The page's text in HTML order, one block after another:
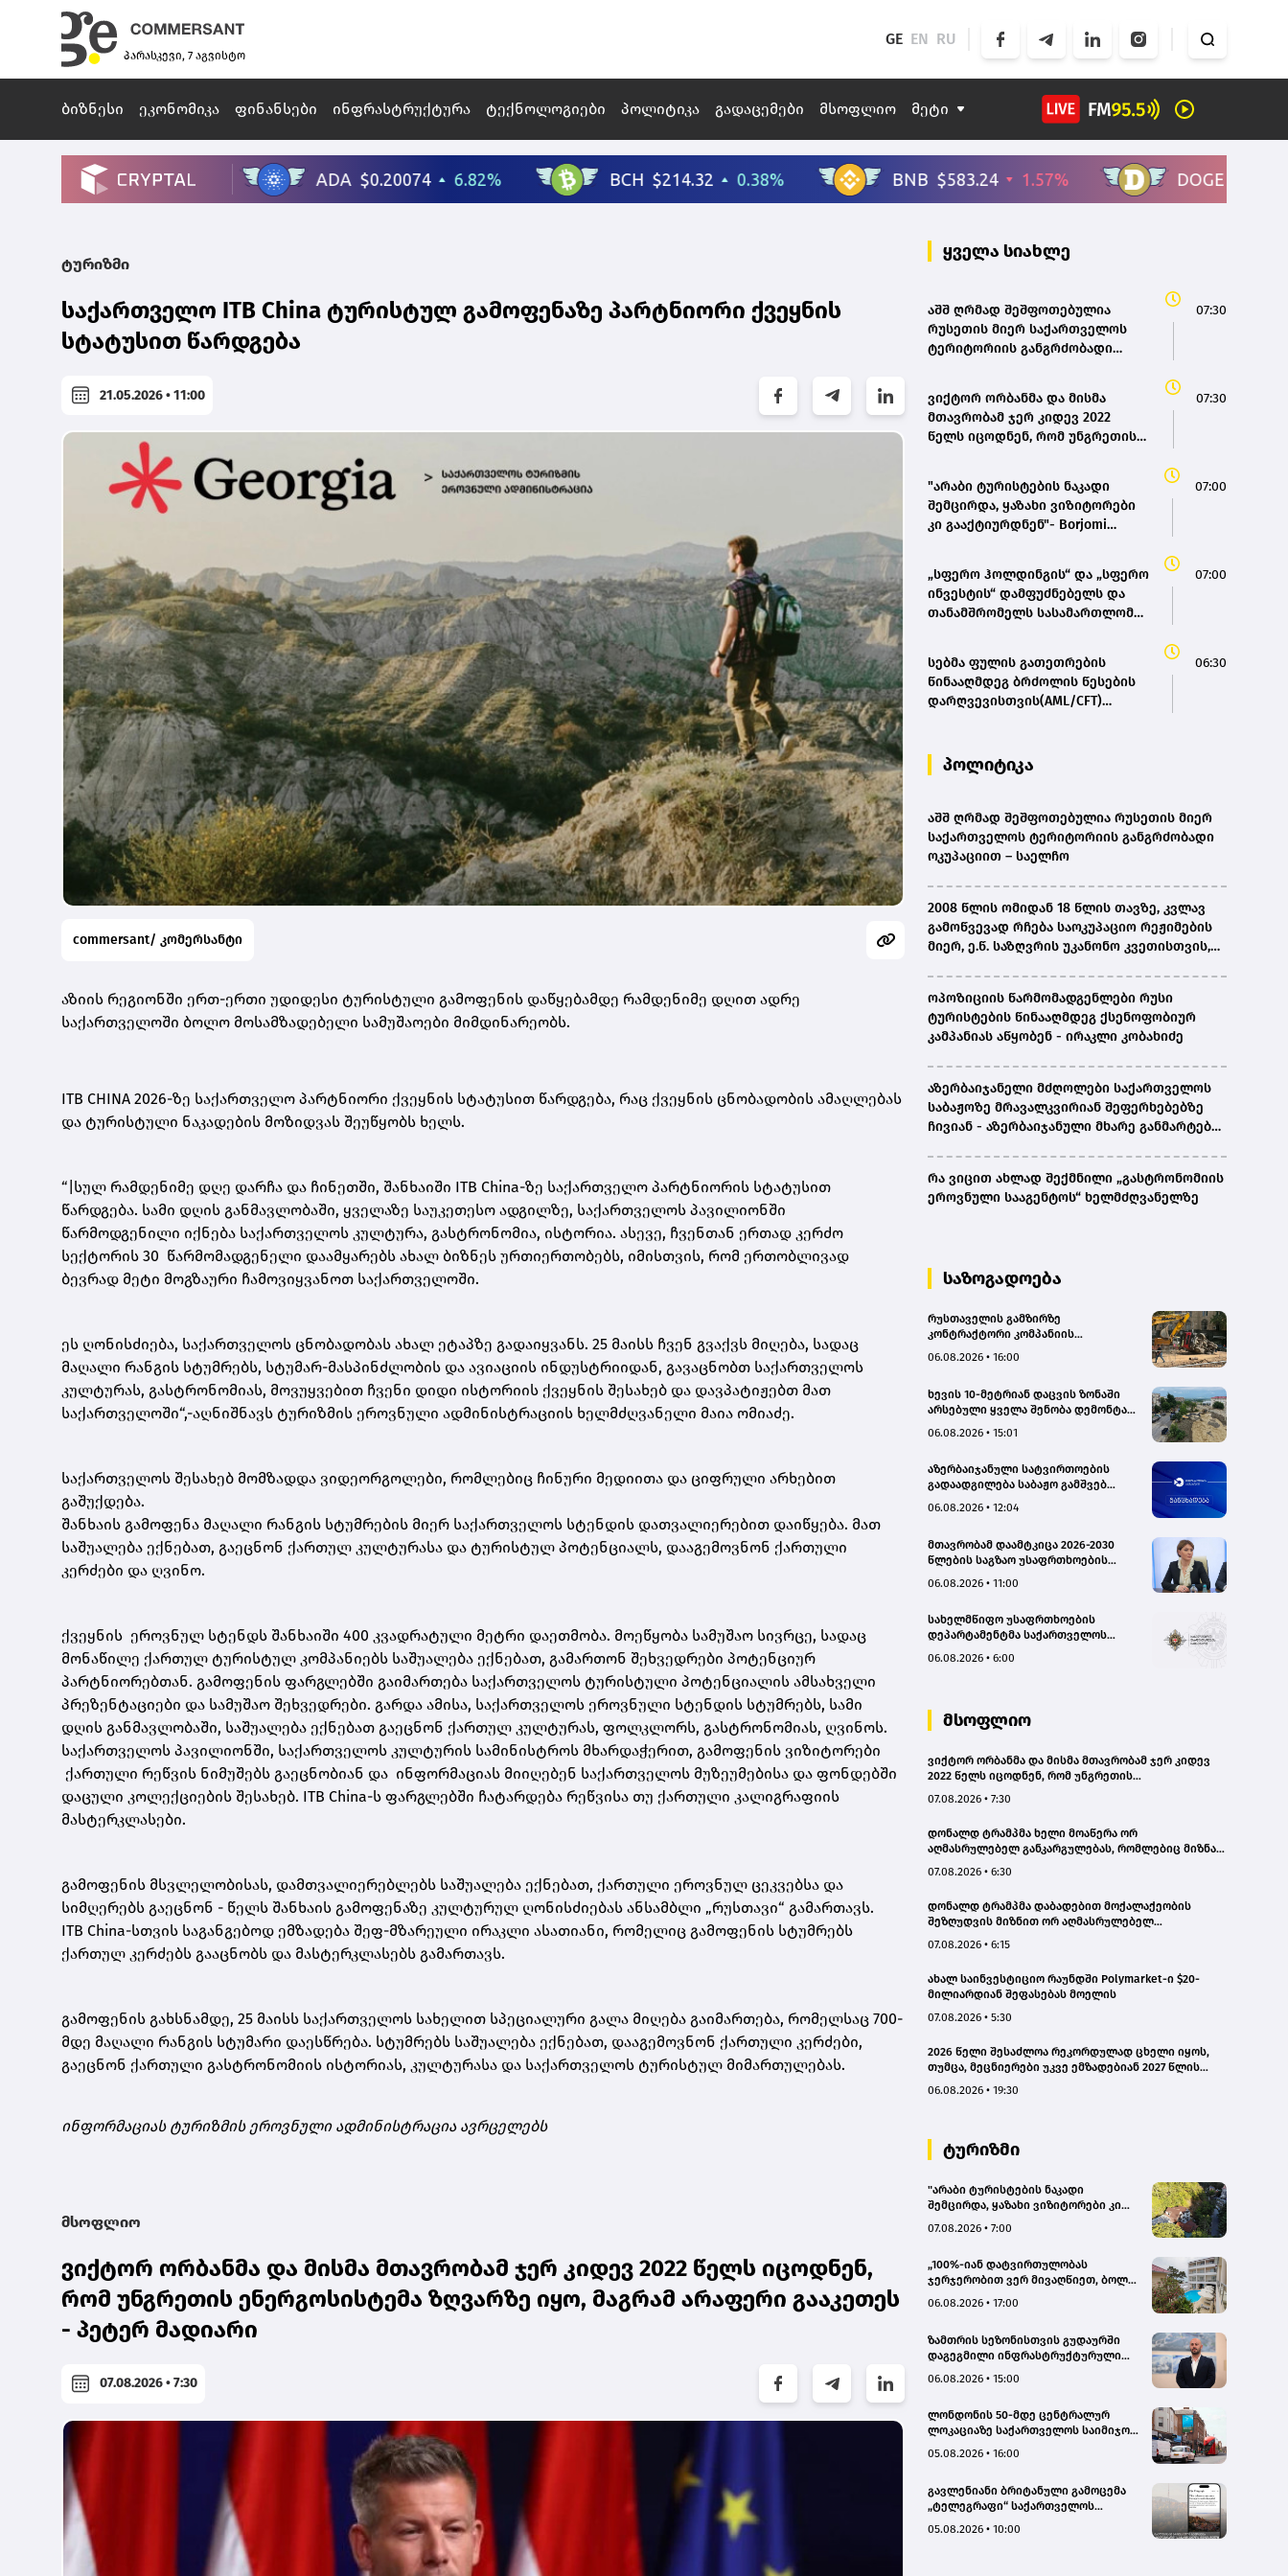
პარასკევი, 7 აგვისტო
GE EN RU
ბიზნესი ეკონომიკა ფინანსები ინფრასტრუქტურა ტექნოლოგიები პოლიტიკა გადაცემები მსოფლიო მეტი
ტურიზმი
საქართველო ITB China ტურისტულ გამოფენაზე პარტნიორი ქვეყნის
სტატუსით წარდგება
21.05.2026 • 11:00
commersant/ კომერსანტი
აზიის რეგიონში ერთ-ერთი უდიდესი ტურისტული გამოფენის დაწყებამდე რამდენიმე დღით ადრე
საქართველოში ბოლო მოსამზადებელი სამუშაოები მიმდინარეობს.
ITB CHINA 2026-ზე საქართველო პარტნიორი ქვეყნის სტატუსით წარდგება, რაც ქვეყნის ცნობადობის ამაღლებას
და ტურისტული ნაკადების მოზიდვას შეუწყობს ხელს.
“|სულ რამდენიმე დღე დარჩა და ჩინეთში, შანხაიში ITB China-ზე საქართველო პარტნიორის სტატუსით
წარდგება. სამი დღის განმავლობაში, ყველაზე საუკეთესო ადგილზე, საქართველოს პავილიონში
წარმოდგენილი იქნება საქართველოს კულტურა, გასტრონომია, ისტორია. ასევე, ჩვენთან ერთად კერძო
სექტორის 30 წარმომადგენელი დაამყარებს ახალ ბიზნეს ურთიერთობებს, იმისთვის, რომ ერთობლივად
ბევრად მეტი მოგზაური ჩამოვიყვანოთ საქართველოში.
ეს ღონისძიება, საქართველოს ცნობადობას ახალ ეტაპზე გადაიყვანს. 25 მაისს ჩვენ გვაქვს მიღება, სადაც
მაღალი რანგის სტუმრებს, სტუმარ-მასპინძლობის და ავიაციის ინდუსტრიიდან, გავაცნობთ საქართველოს
კულტურას, გასტრონომიას, მოვუყვებით ჩვენი დიდი ისტორიის ქვეყნის შესახებ და დავპატიჟებთ მათ
საქართველოში“,-აღნიშნავს ტურიზმის ეროვნული ადმინისტრაციის ხელმძღვანელი მაია ომიაძე.
საქართველოს შესახებ მომზადდა ვიდეორგოლები, რომლებიც ჩინური მედიითა და ციფრული არხებით
გაშუქდება.
შანხაის გამოფენა მაღალი რანგის სტუმრების მიერ საქართველოს სტენდის დათვალიერებით დაიწყება. მათ
საშუალება ექნებათ, გაეცნონ ქართულ კულტურასა და ტურისტულ პოტენციალს, დააგემოვნონ ქართული
კერძები და ღვინო.
ქვეყნის ეროვნულ სტენდს შანხაიში 400 კვადრატული მეტრი დაეთმობა. მოეწყობა სამუშაო სივრცე, სადაც
მონაწილე ქართულ ტურისტულ კომპანიებს საშუალება ექნებათ, გამართონ შეხვედრები პოტენციურ
პარტნიორებთან. გამოფენის ფარგლებში გაიმართება საქართველოს ტურისტული პოტენციალის ამსახველი
პრეზენტაციები და სამუშაო შეხვედრები. გარდა ამისა, საქართველოს ეროვნული სტენდის სტუმრებს, სამი
დღის განმავლობაში, საშუალება ექნებათ გაეცნონ ქართულ კულტურას, ფოლკლორს, გასტრონომიას, ღვინოს.
საქართველოს პავილიონში, საქართველოს კულტურის სამინისტროს მხარდაჭერით, გამოფენის ვიზიტორები
ქართული რეწვის ნიმუშებს გაეცნობიან და ინფორმაციას მიიღებენ საქართველოს მუზეუმებისა და ფონდებში
დაცული კოლექციების შესახებ. ITB China-ს ფარგლებში ჩატარდება რეწვისა თუ ქართული კალიგრაფიის
მასტერკლასები.
გამოფენის მსვლელობისას, დამთვალიერებლებს საშუალება ექნებათ, ქართული ეროვნულ ცეკვებსა და
სიმღერებს გაეცნონ - წელს შანხაის გამოფენაზე კულტურულ ღონისძიებას ანსამბლი „რუსთავი“ გამართავს.
ITB China-სთვის საგანგებოდ ემზადება შეფ-მზარეული ირაკლი ასათიანი, რომელიც გამოფენის სტუმრებს
ქართულ კერძებს გააცნობს და მასტერკლასებს გამართავს.
გამოფენის გახსნამდე, 25 მაისს საქართველოს სახელით სპეციალური გალა მიღება გაიმართება, რომელსაც 700-
მდე მაღალი რანგის სტუმარი დაესწრება. სტუმრებს საშუალება ექნებათ, დააგემოვნონ ქართული კერძები,
გაეცნონ ქართული გასტრონომიის ისტორიას, კულტურასა და საქართველოს ტურისტულ მიმართულებას.
ინფორმაციას ტურიზმის ეროვნული ადმინისტრაცია ავრცელებს
მსოფლიო
ვიქტორ ორბანმა და მისმა მთავრობამ ჯერ კიდევ 2022 წელს იცოდნენ,
რომ უნგრეთის ენერგოსისტემა ზღვარზე იყო, მაგრამ არაფერი გააკეთეს
- პეტერ მადიარი
07.08.2026 • 7:30
ყველა სიახლე
აშშ ღრმად შეშფოთებულია
რუსეთის მიერ საქართველოს
ტერიტორიის განგრძობადი
07:30
ვიქტორ ორბანმა და მისმა
მთავრობამ ჯერ კიდევ 2022
წელს იცოდნენ, რომ უნგრეთის
პეტერ მადიარი
07:30
"არაბი ტურისტების ნაკადი
შემცირდა, ყაზახი ვიზიტორები
კი გააქტიურდნენ"- Borjomi
07:00
„სფერო ჰოლდინგის“ და „სფერო
ინვესტის“ დამფუძნებელს და
თანამშრომელს სასამართლომ
07:00
სებმა ფულის გათეთრების
წინააღმდეგ ბრძოლის წესების
დარღვევისთვის(AML/CFT)
06:30
პოლიტიკა
აშშ ღრმად შეშფოთებულია რუსეთის მიერ
საქართველოს ტერიტორიის განგრძობადი
ოკუპაციით – საელჩო
2008 წლის ომიდან 18 წლის თავზე, კვლავ
გამოწვევად რჩება საოკუპაციო რეჟიმების
მიერ, ე.წ. საზღვრის უკანონო კვეთისთვის,
ენაზე განათლების ხელმისაწვდომობა-
სახალხო დამცველი
ოპოზიციის წარმომადგენლები რუსი
ტურისტების წინააღმდეგ ქსენოფობიურ
კამპანიას აწყობენ - ირაკლი კობახიძე
აზერბაიჯანელი მძღოლები საქართველოს
საბაჟოზე მრავალკვირიან შეფერხებებზე
ჩივიან - აზერბაიჯანული მხარე განმარტებას
რა ვიცით ახლად შექმნილი „გასტრონომიის
ეროვნული სააგენტოს“ ხელმძღვანელზე
საზოგადოება
რუსთაველის გამზირზე
კონტრაქტორი კომპანიის
ახლოს იმოძრავა, რამაც ნიადაგის
გამოიწვია, გადაბრუნდა
ავტომანქანა - თვითმცლელში
იმყოფებოდა მცირეწლოვანი ბავშვი
06.08.2026 • 16:00
ხევის 10-მეტრიან დაცვის ზონაში
არსებული ყველა შენობა დემონტაჟს
06.08.2026 • 15:01
აზერბაიჯანული სატვირთოების
გადაადგილება საბაჟო გამშვებ
მიმდინარეობს- შემოსავლების
06.08.2026 • 12:04
მთავრობამ დაამტკიცა 2026-2030
წლების საგზაო უსაფრთხოების
სამოქმედო გეგმა – თამარ
06.08.2026 • 11:00
სახელმწიფო უსაფრთხოების
დეპარტამენტმა საქართველოს
საზიანოდ საბოტაჟის მუხლით
06.08.2026 • 6:00
მსოფლიო
ვიქტორ ორბანმა და მისმა მთავრობამ ჯერ კიდევ
2022 წელს იცოდნენ, რომ უნგრეთის
გააკეთეს - პეტერ მადიარი
07.08.2026 • 7:30
დონალდ ტრამპმა ხელი მოაწერა ორ
აღმასრულებელ განკარგულებას, რომლებიც მიზნად
შეზღუდვას
07.08.2026 • 6:30
დონალდ ტრამპმა დაბადებით მოქალაქეობის
შეზღუდვის მიზნით ორ აღმასრულებელ
07.08.2026 • 6:15
ახალ საინვესტიციო რაუნდში Polymarket-ი $20-
მილიარდიან შეფასებას მოელის
07.08.2026 • 5:30
2026 წელი შესაძლოა რეკორდულად ცხელი იყოს,
თუმცა, მეცნიერები უკვე ემზადებიან 2027 წლის
06.08.2026 • 19:30
ტურიზმი
"არაბი ტურისტების ნაკადი
შემცირდა, ყაზახი ვიზიტორები კი
Hotel
07.08.2026 • 7:00
„100%-იან დატვირთულობას
ჯერჯერობით ვერ მივაღწიეთ, ბოლო
გაუქმდა“ - Kobuleti Beach Club
06.08.2026 • 17:00
ზამთრის სეზონისთვის გუდაურში
დაგეგმილი ინფრასტრუქტურული
გუდაურის ტურისტული
დარსალია
06.08.2026 • 15:00
ლონდონის 50-მდე ცენტრალურ
ლოკაციაზე საქართველოს საიმიჯო
05.08.2026 • 16:00
გავლენიანი ბრიტანული გამოცემა
„ტელეგრაფი“ საქართველოს
სტატიების ციკლს აქვეყნებს
05.08.2026 • 10:00